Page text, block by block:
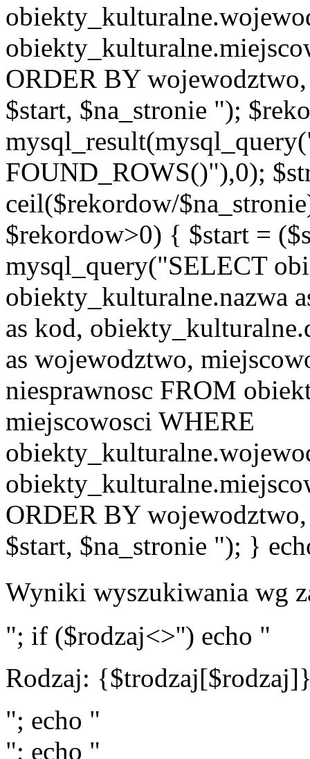
ORDER BY
$start, $na_stronie ");
FOUND_ROWS()"),0);
ceil($rekordow/
$rekordow>0) { $start =
mysql_query("SELECT
obiekty_kulturalne.nazwa
as kod,
as wojewodztwo,
niesprawnosc FROM
miejscowosci WHERE
ORDER BY
$start, $na_stronie "); }
Wyniki wyszukiwania wg
"; if ($rodzaj<>'') echo "
Rodzaj:
"; echo "
"; echo "